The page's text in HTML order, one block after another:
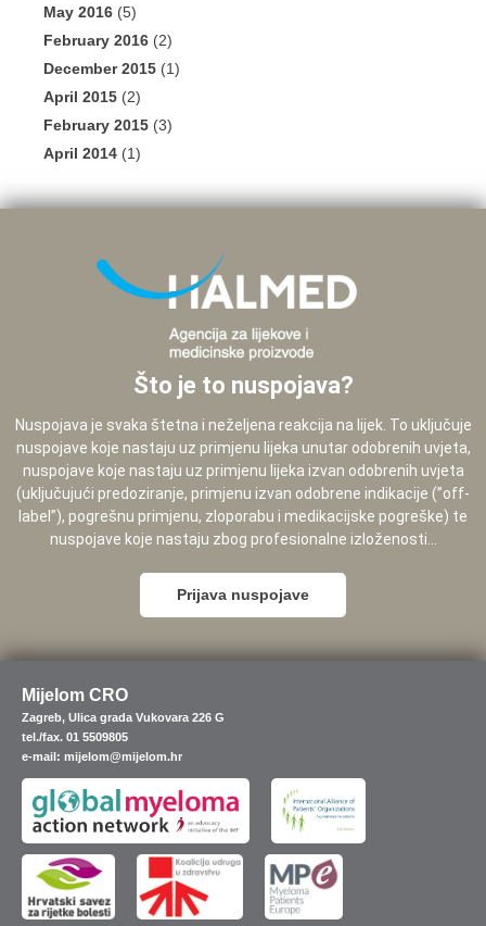
May 2016 (5)
February 2016 (2)
December 2015 (1)
April 2015 (2)
February 2015 (3)
April 2014 (1)
Što je to nuspojava?
Nuspojava je svaka štetna i neželjena reakcija na lijek. To uključuje
nuspojave koje nastaju uz primjenu lijeka unutar odobrenih uvjeta,
nuspojave koje nastaju uz primjenu lijeka izvan odobrenih uvjeta
(uključujući predoziranje, primjenu izvan odobrene indikacije (”off-
label”), pogrešnu primjenu, zloporabu i medikacijske pogreške) te
nuspojave koje nastaju zbog profesionalne izloženosti...
Prijava nuspojave
Mijelom CRO
Zagreb, Ulica grada Vukovara 226 G
tel./fax. 01 5509805
e-mail: mijelom@mijelom.hr